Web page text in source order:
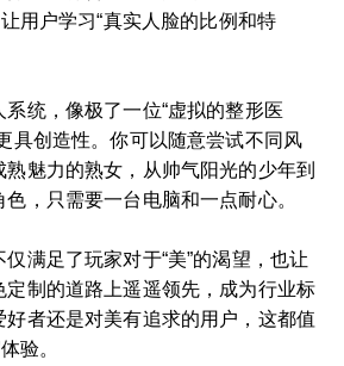
用户学习“真实人脸的比例和特
统，像极了一位“虚拟的整形医
具创造性。你可以随意尝试不同风
魅力的熟女，从帅气阳光的少年到
，只需要一台电脑和一点耐心。
满足了玩家对于“美”的渴望，也让
定制的道路上遥遥领先，成为行业标
好者还是对美有追求的用户，这都值
验。